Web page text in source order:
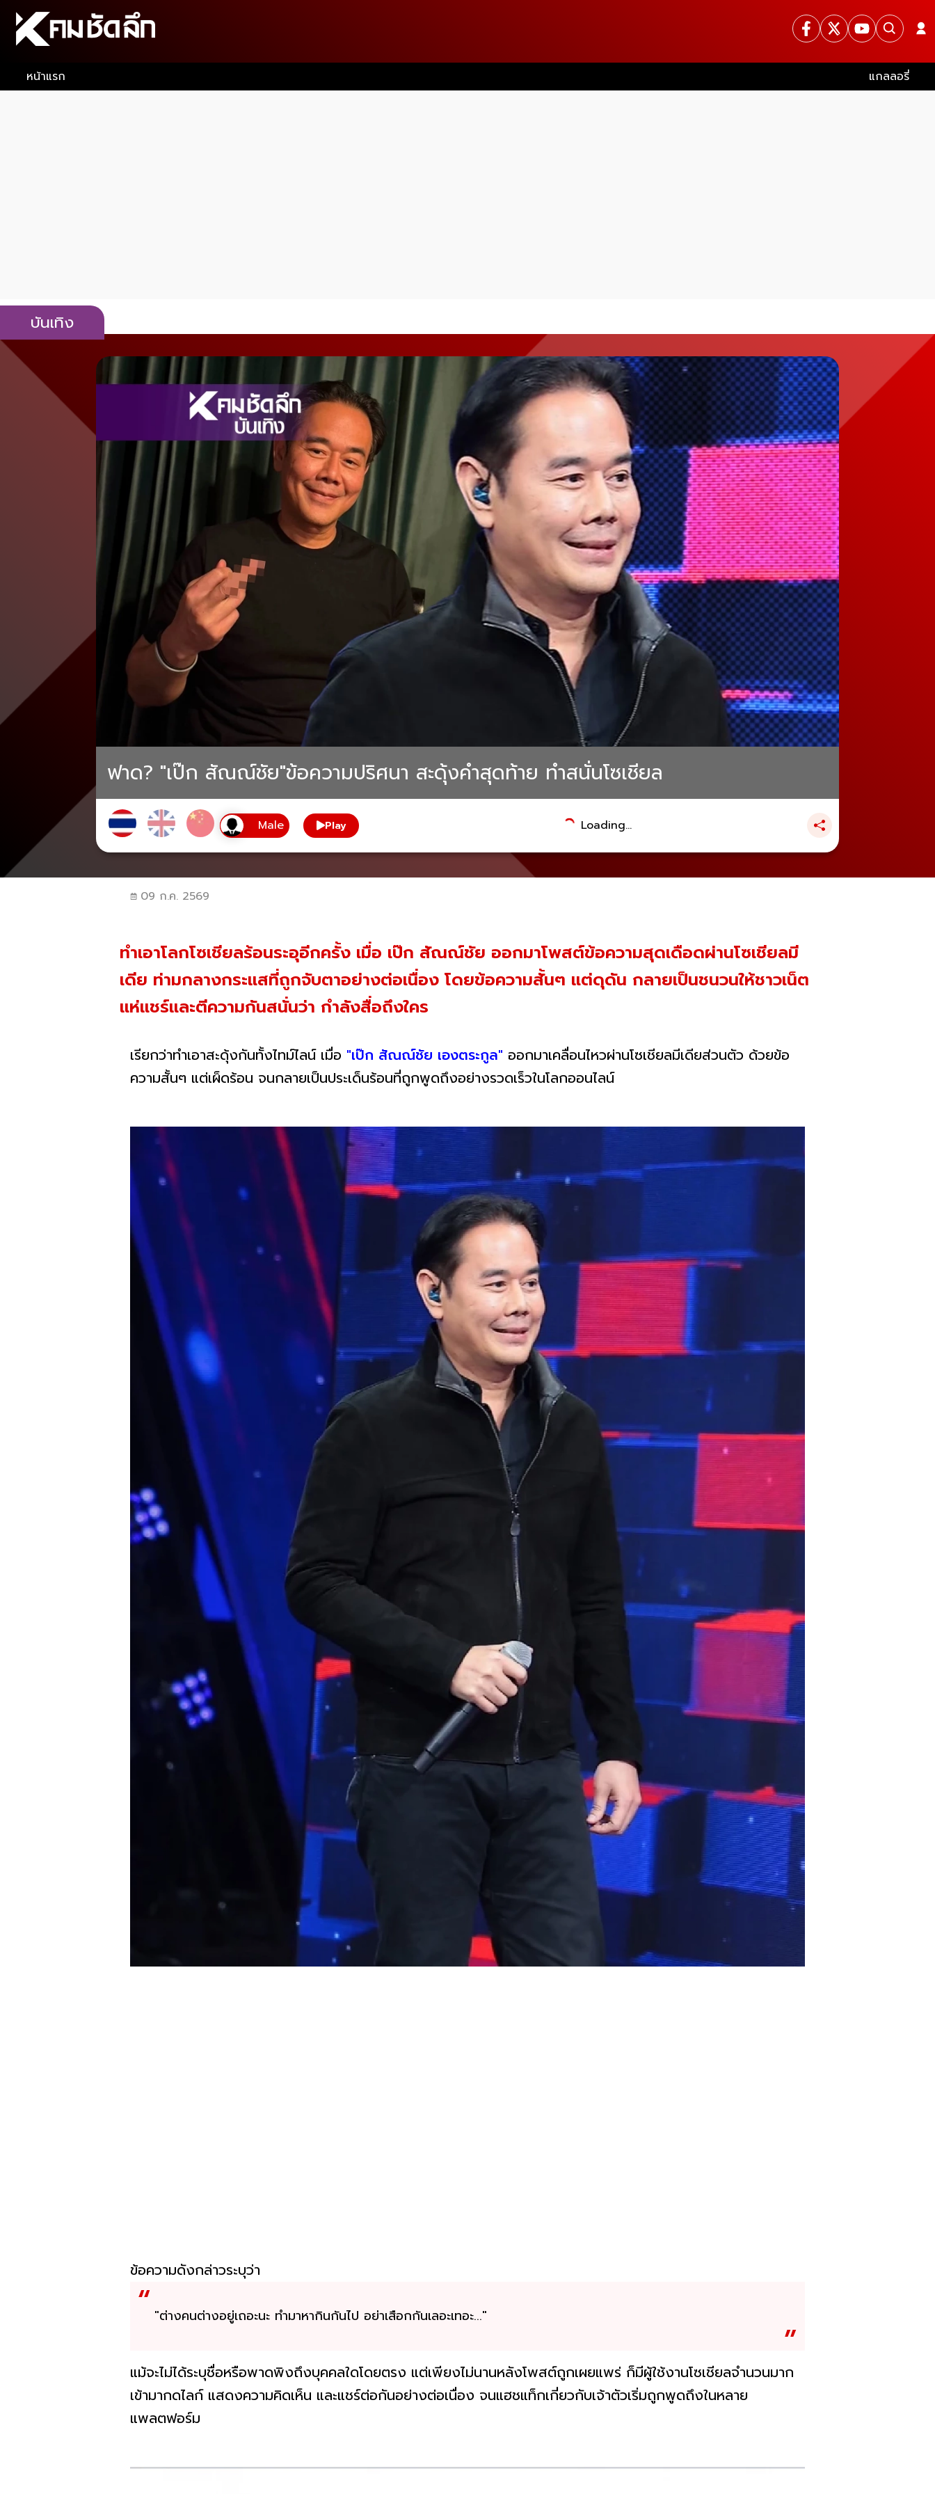
หน้าแรก แกลลอรี่
บันเทิง
ฟาด? "เป๊ก สัณณ์ชัย"ข้อความปริศนา สะดุ้งคำสุดท้าย ทำสนั่นโซเชียล
Play Loading...
09 ก.ค. 2569
ทำเอาโลกโซเชียลร้อนระอุอีกครั้ง เมื่อ เป๊ก สัณณ์ชัย ออกมาโพสต์ข้อความสุดเดือดผ่านโซเชียลมี
เดีย ท่ามกลางกระแสที่ถูกจับตาอย่างต่อเนื่อง โดยข้อความสั้นๆ แต่ดุดัน กลายเป็นชนวนให้ชาวเน็ต
แห่แชร์และตีความกันสนั่นว่า กำลังสื่อถึงใคร
เรียกว่าทำเอาสะดุ้งกันทั้งไทม์ไลน์ เมื่อ "เป๊ก สัณณ์ชัย เองตระกูล" ออกมาเคลื่อนไหวผ่านโซเชียลมีเดียส่วนตัว ด้วยข้อ
ความสั้นๆ แต่เผ็ดร้อน จนกลายเป็นประเด็นร้อนที่ถูกพูดถึงอย่างรวดเร็วในโลกออนไลน์
ข้อความดังกล่าวระบุว่า
"ต่างคนต่างอยู่เถอะนะ ทำมาหากินกันไป อย่าเสือกกันเลอะเทอะ..."
แม้จะไม่ได้ระบุชื่อหรือพาดพิงถึงบุคคลใดโดยตรง แต่เพียงไม่นานหลังโพสต์ถูกเผยแพร่ ก็มีผู้ใช้งานโซเชียลจำนวนมาก
เข้ามากดไลก์ แสดงความคิดเห็น และแชร์ต่อกันอย่างต่อเนื่อง จนแฮชแท็กเกี่ยวกับเจ้าตัวเริ่มถูกพูดถึงในหลาย
แพลตฟอร์ม